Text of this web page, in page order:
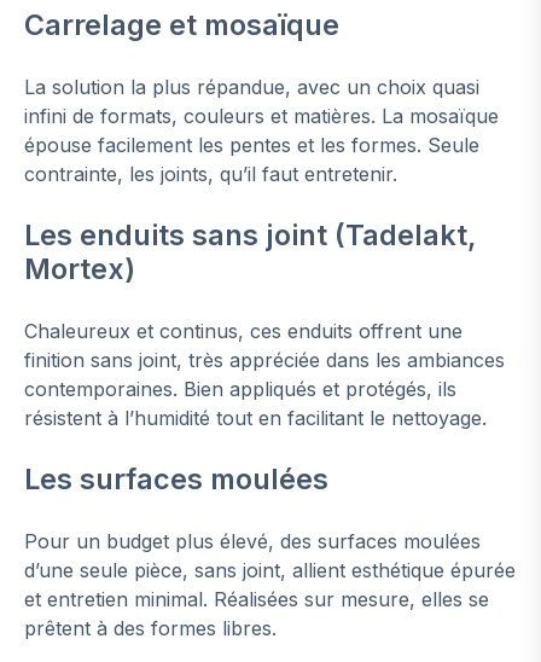
Carrelage et mosaïque
La solution la plus répandue, avec un choix quasi
infini de formats, couleurs et matières. La mosaïque
épouse facilement les pentes et les formes. Seule
contrainte, les joints, qu’il faut entretenir.
Les enduits sans joint (Tadelakt,
Mortex)
Chaleureux et continus, ces enduits offrent une
finition sans joint, très appréciée dans les ambiances
contemporaines. Bien appliqués et protégés, ils
résistent à l’humidité tout en facilitant le nettoyage.
Les surfaces moulées
Pour un budget plus élevé, des surfaces moulées
d’une seule pièce, sans joint, allient esthétique épurée
et entretien minimal. Réalisées sur mesure, elles se
prêtent à des formes libres.